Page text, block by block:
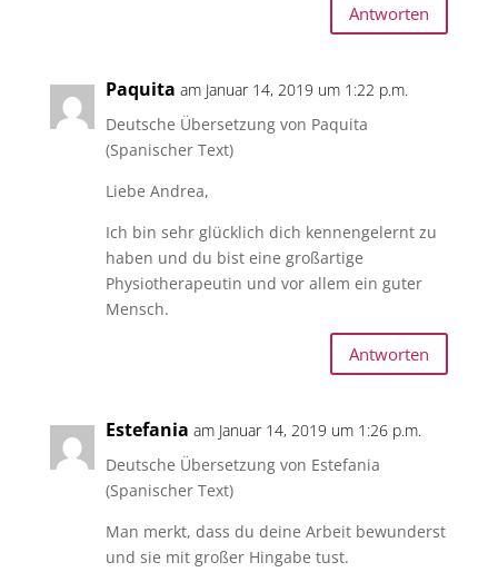
Antworten
Paquita am Januar 14, 2019 um 1:22 p.m.
Deutsche Übersetzung von Paquita
(Spanischer Text)
Liebe Andrea,
Ich bin sehr glücklich dich kennengelernt zu
haben und du bist eine großartige
Physiotherapeutin und vor allem ein guter
Mensch.
Antworten
Estefania am Januar 14, 2019 um 1:26 p.m.
Deutsche Übersetzung von Estefania
(Spanischer Text)
Man merkt, dass du deine Arbeit bewunderst
und sie mit großer Hingabe tust.